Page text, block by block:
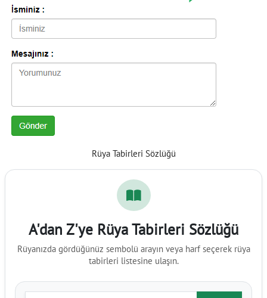
Rüya Tabirleri Sözlüğü
A'dan Z'ye Rüya Tabirleri Sözlüğü
Rüyanızda gördüğünüz sembolü arayın veya harf seçerek rüya
tabirleri listesine ulaşın.